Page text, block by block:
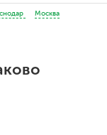
Москва